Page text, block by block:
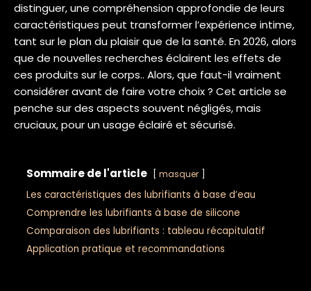
distinguer, une compréhension approfondie de leurs
caractéristiques peut transformer l’expérience intime,
tant sur le plan du plaisir que de la santé. En 2026, alors
que de nouvelles recherches éclairent les effets de
ces produits sur le corps.. Alors, que faut-il vraiment
considérer avant de faire votre choix ? Cet article se
penche sur des aspects souvent négligés, mais
cruciaux, pour un usage éclairé et sécurisé.
Sommaire de l'article masquer
Les caractéristiques des lubrifiants à base d’eau
Comprendre les lubrifiants à base de silicone
Comparaison des lubrifiants : tableau récapitulatif
Application pratique et recommandations